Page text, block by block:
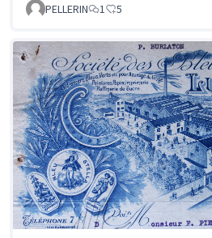
PELLERIN
1 5